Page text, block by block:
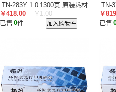
TN-283Y 1.0 1300页 原装耗材
黄色
￥418.00
￥1.00
已售 0件 加入购物车
TN-
色
￥
已售 0